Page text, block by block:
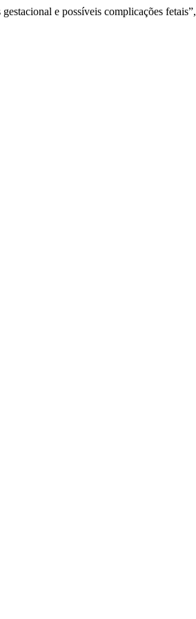
e possíveis complicações fetais”,